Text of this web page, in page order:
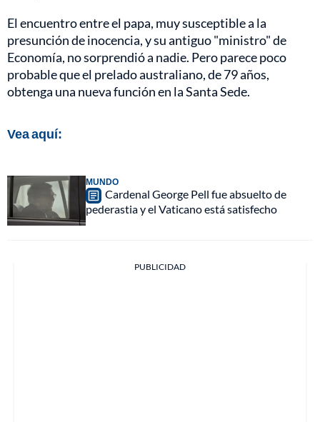
El encuentro entre el papa, muy susceptible a la
presunción de inocencia, y su antiguo "ministro" de
Economía, no sorprendió a nadie. Pero parece poco
probable que el prelado australiano, de 79 años,
obtenga una nueva función en la Santa Sede.
Vea aquí:
MUNDO
Cardenal George Pell fue absuelto de
pederastia y el Vaticano está satisfecho
PUBLICIDAD